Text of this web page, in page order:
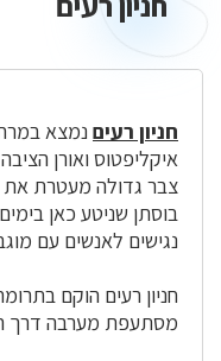
חניון רעים
איקליפטוס ואורן
צבר גדולה מעטרת את
בוסתן שניטע כאן
נגישים לאנשים עם
חניון רעים הוקם
מסתעפת מערבה דרך